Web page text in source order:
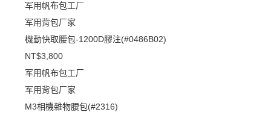
军用帆布包工厂
军用背包厂家
機動快取腰包-1200D膠注(#0486B02)
NT$3,800
军用帆布包工厂
军用背包厂家
M3相機雜物腰包(#2316)